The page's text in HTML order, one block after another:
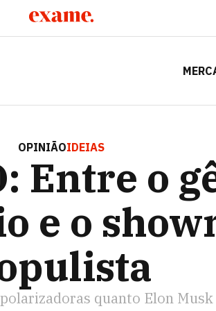
OPINIÃOIDEIAS
Entre o
e o
quanto Elon